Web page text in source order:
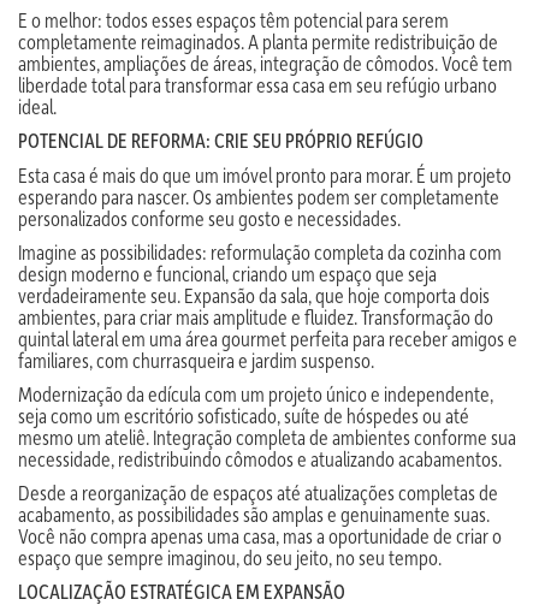
E o melhor: todos esses espaços têm potencial para serem
completamente reimaginados. A planta permite redistribuição de
ambientes, ampliações de áreas, integração de cômodos. Você tem
liberdade total para transformar essa casa em seu refúgio urbano
ideal.
POTENCIAL DE REFORMA: CRIE SEU PRÓPRIO REFÚGIO
Esta casa é mais do que um imóvel pronto para morar. É um projeto
esperando para nascer. Os ambientes podem ser completamente
personalizados conforme seu gosto e necessidades.
Imagine as possibilidades: reformulação completa da cozinha com
design moderno e funcional, criando um espaço que seja
verdadeiramente seu. Expansão da sala, que hoje comporta dois
ambientes, para criar mais amplitude e fluidez. Transformação do
quintal lateral em uma área gourmet perfeita para receber amigos e
familiares, com churrasqueira e jardim suspenso.
Modernização da edícula com um projeto único e independente,
seja como um escritório sofisticado, suíte de hóspedes ou até
mesmo um ateliê. Integração completa de ambientes conforme sua
necessidade, redistribuindo cômodos e atualizando acabamentos.
Desde a reorganização de espaços até atualizações completas de
acabamento, as possibilidades são amplas e genuinamente suas.
Você não compra apenas uma casa, mas a oportunidade de criar o
espaço que sempre imaginou, do seu jeito, no seu tempo.
LOCALIZAÇÃO ESTRATÉGICA EM EXPANSÃO